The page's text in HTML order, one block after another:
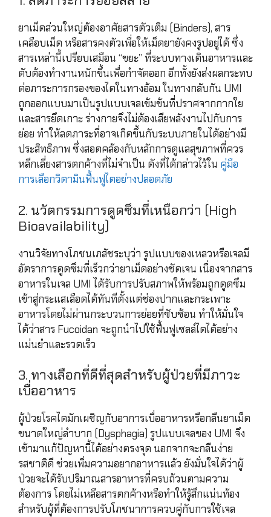
ยาเม็ดส่วนใหญ่ต้องอาศัยสารตัวเติม (Binders), สาร
เคลือบเม็ด หรือสารคงตัวเพื่อให้เม็ดยายังคงรูปอยู่ได้ ซึ่ง
สารเหล่านี้เปรียบเสมือน “ขยะ” ที่ระบบทางเดินอาหารและ
ตับต้องทำงานหนักขึ้นเพื่อกำจัดออก อีกทั้งยังส่งผลกระทบ
ต่อภาระการกรองของไตในทางอ้อม ในทางกลับกัน UMI
ถูกออกแบบมาเป็นรูปแบบเจลเข้มข้นที่ปราศจากกากใย
และสารยึดเกาะ ร่างกายจึงไม่ต้องเสียพลังงานไปกับการ
ย่อย ทำให้ลดภาระที่อาจเกิดขึ้นกับระบบภายในได้อย่างมี
ประสิทธิภาพ ซึ่งสอดคล้องกับหลักการดูแลสุขภาพที่ควร
หลีกเลี่ยงสารตกค้างที่ไม่จำเป็น ดังที่ได้กล่าวไว้ใน คู่มือ
การเลือกวิตามินฟื้นฟูไตอย่างปลอดภัย
2. นวัตกรรมการดูดซึมที่เหนือกว่า (High
Bioavailability)
งานวิจัยทางโภชนเภสัชระบุว่า รูปแบบของเหลวหรือเจลมี
อัตราการดูดซึมที่เร็วกว่ายาเม็ดอย่างชัดเจน เนื่องจากสาร
อาหารในเจล UMI ได้รับการปรับสภาพให้พร้อมถูกดูดซึม
เข้าสู่กระแสเลือดได้ทันทีตั้งแต่ช่องปากและกระเพาะ
อาหารโดยไม่ผ่านกระบวนการย่อยที่ซับซ้อน ทำให้มั่นใจ
ได้ว่าสาร Fucoidan จะถูกนำไปใช้ฟื้นฟูเซลล์ไตได้อย่าง
แม่นยำและรวดเร็ว
3. ทางเลือกที่ดีที่สุดสำหรับผู้ป่วยที่มีภาวะ
เบื่ออาหาร
ผู้ป่วยโรคไตมักเผชิญกับอาการเบื่ออาหารหรือกลืนยาเม็ด
ขนาดใหญ่ลำบาก (Dysphagia) รูปแบบเจลของ UMI จึง
เข้ามาแก้ปัญหานี้ได้อย่างตรงจุด นอกจากจะกลืนง่าย
รสชาติดี ช่วยเพิ่มความอยากอาหารแล้ว ยังมั่นใจได้ว่าผู้
ป่วยจะได้รับปริมาณสารอาหารที่ครบถ้วนตามความ
ต้องการ โดยไม่เหลือสารตกค้างหรือทำให้รู้สึกแน่นท้อง
สำหรับผู้ที่ต้องการปรับโภชนาการควบคู่กับการใช้เจล